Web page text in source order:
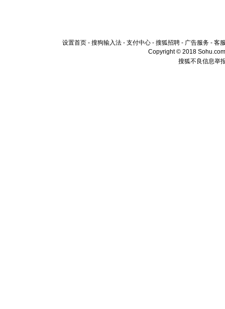
设置首页 - 搜狗输入法 - 支付中心 - 搜狐招聘 - 广告服务 - 客
Copyright © 2018
搜狐不良信息举